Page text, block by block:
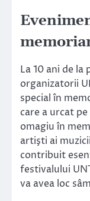
La 10 ani de
organizatorii
special în
care a urcat
omagiu în
artişti ai
contribuit
festivalului
va avea loc